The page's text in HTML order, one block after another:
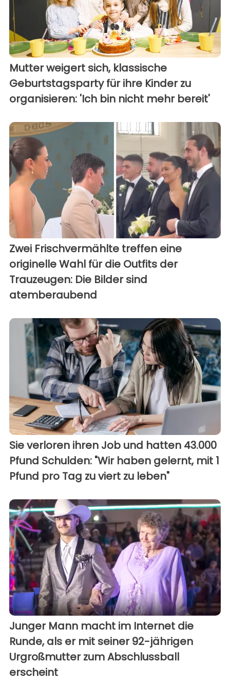
Mutter weigert sich, klassische
Geburtstagsparty für ihre Kinder zu
organisieren: 'Ich bin nicht mehr bereit'
Zwei Frischvermählte treffen eine
originelle Wahl für die Outfits der
Trauzeugen: Die Bilder sind
atemberaubend
Sie verloren ihren Job und hatten 43.000
Pfund Schulden: "Wir haben gelernt, mit 1
Pfund pro Tag zu viert zu leben"
Junger Mann macht im Internet die
Runde, als er mit seiner 92-jährigen
Urgroßmutter zum Abschlussball
erscheint